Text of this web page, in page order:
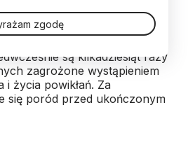
ośrodka.
są kilkadziesiąt razy
zagrożone wystąpieniem
życia powikłań. Za
się poród przed ukończonym
zgodę